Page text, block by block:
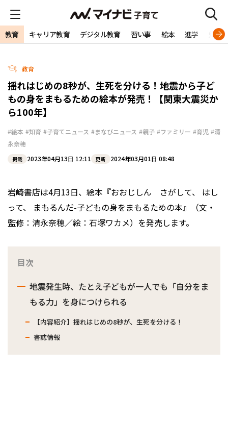
教育 キャリア教育 デジタル教育 習い事 絵本 進学 勉強
教育
揺れはじめの8秒が、生死を分ける！地震から子ど
もの身をまもるための絵本が発売！【関東大震災か
ら100年】
#絵本 #知育 #子育てニュース #まなびニュース #親子 #ファミリー #育児 #清
永奈穂
掲載 2023年04月13日 12:11 更新 2024年03月01日 08:48
岩崎書店は4月13日、絵本『おおじしん さがして、 はし
って、 まもるんだ-子どもの身をまもるための本』（文・
監修：清永奈穂／絵：石塚ワカメ）を発売します。
目次
地震発生時、たとえ子どもが一人でも「自分をま
もる力」を身につけられる
【内容紹介】揺れはじめの8秒が、生死を分ける！
書誌情報